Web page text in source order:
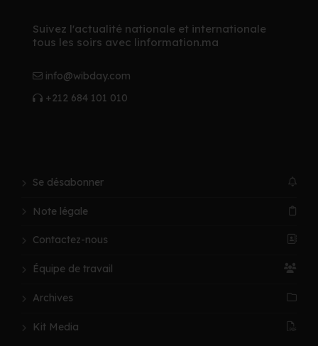
Suivez l'actualité nationale et internationale
tous les soirs avec linformation.ma
info@wibday.com
+212 684 101 010
Se désabonner
Note légale
Contactez-nous
Équipe de travail
Archives
Kit Media